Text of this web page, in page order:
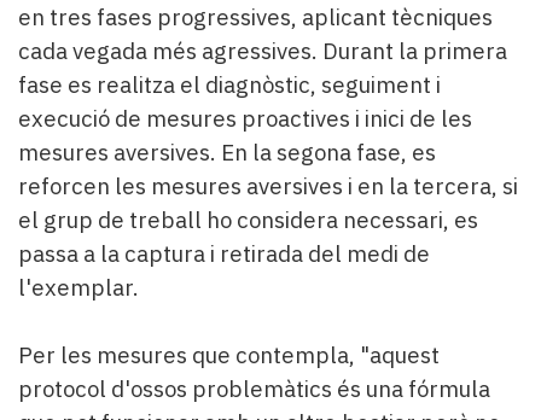
en tres fases progressives, aplicant tècniques
cada vegada més agressives. Durant la primera
fase es realitza el diagnòstic, seguiment i
execució de mesures proactives i inici de les
mesures aversives. En la segona fase, es
reforcen les mesures aversives i en la tercera, si
el grup de treball ho considera necessari, es
passa a la captura i retirada del medi de
l'exemplar.
Per les mesures que contempla, "aquest
protocol d'ossos problemàtics és una fórmula